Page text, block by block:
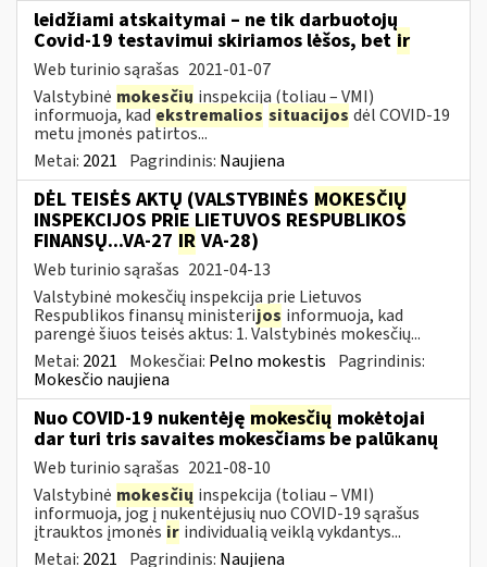
leidžiami atskaitymai – ne tik darbuotojų
Covid-19 testavimui skiriamos lėšos, bet ir
Web turinio sąrašas 2021-01-07
Valstybinė mokesčių inspekcija (toliau – VMI)
informuoja, kadekstremalios situacijos dėl COVID-19
metu įmonės patirtos...
Metai: 2021 Pagrindinis: Naujiena
DĖL TEISĖS AKTŲ (VALSTYBINĖS MOKESČIŲ
INSPEKCIJOS PRIE LIETUVOS RESPUBLIKOS
FINANSŲ...VA-27 IR VA-28)
Web turinio sąrašas 2021-04-13
Valstybinė mokesčių inspekcija prie Lietuvos
Respublikos finansų ministerijos informuoja, kad
parengė šiuos teisės aktus: 1. Valstybinės mokesčių...
Metai: 2021 Mokesčiai: Pelno mokestis Pagrindinis:
Mokesčio naujiena
Nuo COVID-19 nukentėję mokesčių mokėtojai
dar turi tris savaites mokesčiams be palūkanų
Web turinio sąrašas 2021-08-10
Valstybinė mokesčių inspekcija (toliau – VMI)
informuoja, jog į nukentėjusių nuo COVID-19 sąrašus
įtrauktos įmonės ir individualią veiklą vykdantys...
Metai: 2021 Pagrindinis: Naujiena